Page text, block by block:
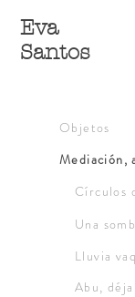
Eva
Santos
Objetos
Círculos
Lluvia